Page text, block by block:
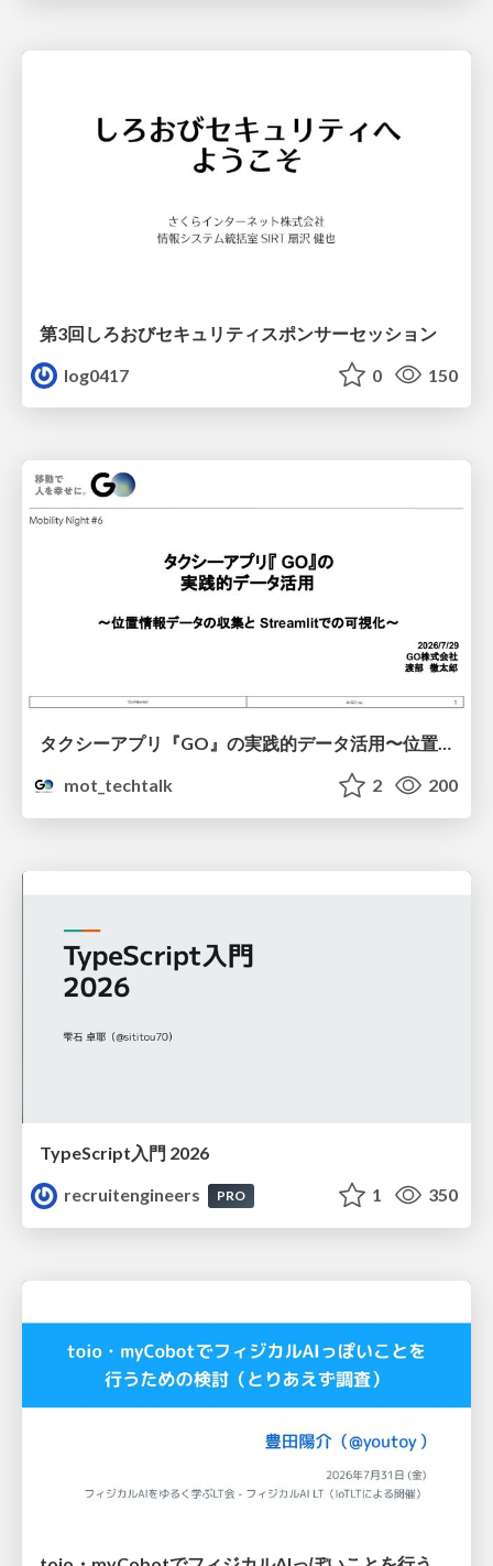
第3回しろおびセキュリティスポンサーセッション
log0417
0 150
タクシーアプリ『GO』の実践的データ活用〜位置情報データの収集とStreamlitでの可視化〜
mot_techtalk
2 200
TypeScript入門 2026
recruitengineers
PRO 1 350